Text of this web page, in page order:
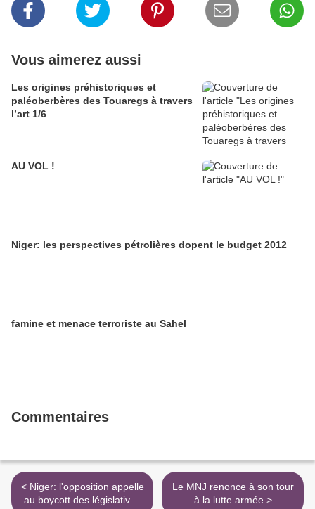
Vous aimerez aussi
Les origines préhistoriques et
paléoberbères des Touaregs à travers
l’art 1/6
AU VOL !
Niger: les perspectives pétrolières dopent le budget 2012
famine et menace terroriste au Sahel
Commentaires
< Niger: l'opposition appelle
au boycott des législatives
Le MNJ renonce à son tour
à la lutte armée >